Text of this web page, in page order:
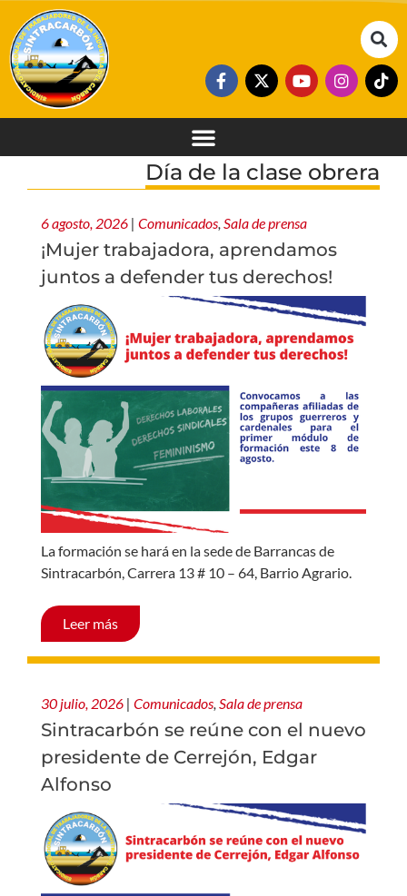
Día de la clase obrera
6 agosto, 2026 | Comunicados, Sala de prensa
¡Mujer trabajadora, aprendamos
juntos a defender tus derechos!
La formación se hará en la sede de Barrancas de
Sintracarbón, Carrera 13 # 10 – 64, Barrio Agrario.
Leer más
30 julio, 2026 | Comunicados, Sala de prensa
Sintracarbón se reúne con el nuevo
presidente de Cerrejón, Edgar
Alfonso